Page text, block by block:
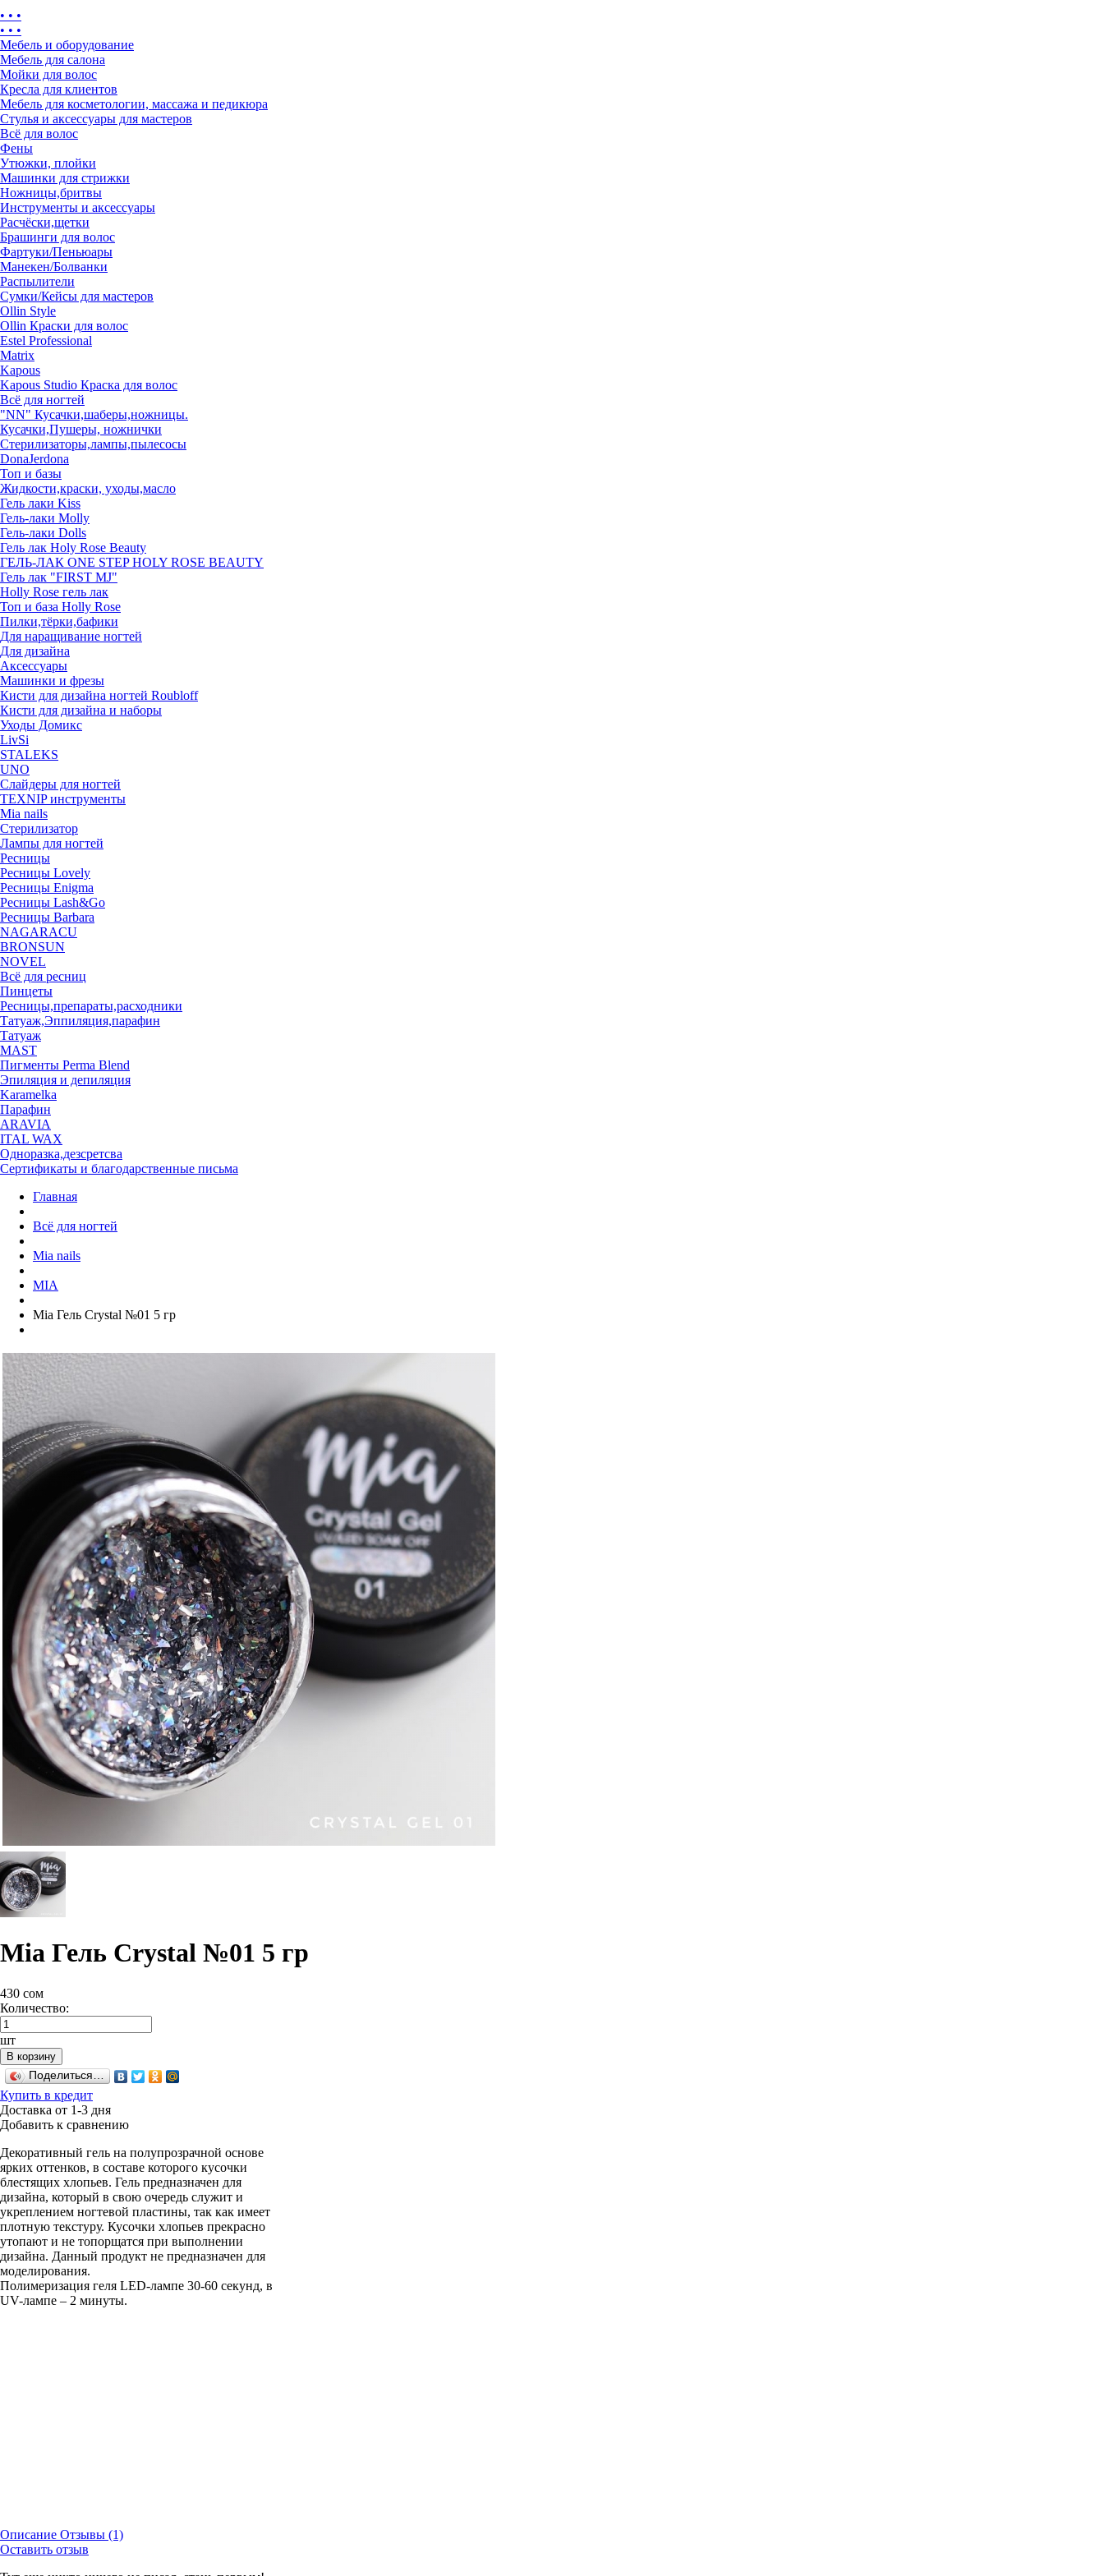
• • •
• • •
Мебель и оборудование
Мебель для салона
Мойки для волос
Кресла для клиентов
Мебель для косметологии, массажа и педикюра
Стулья и аксессуары для мастеров
Всё для волос
Фены
Утюжки, плойки
Машинки для стрижки
Ножницы,бритвы
Инструменты и аксессуары
Расчёски,щетки
Брашинги для волос
Фартуки/Пеньюары
Манекен/Болванки
Распылители
Сумки/Кейсы для мастеров
Ollin Style
Ollin Краски для волос
Estel Professional
Matrix
Kapous
Kapous Studio Краска для волос
Всё для ногтей
"NN" Кусачки,шаберы,ножницы.
Кусачки,Пушеры, ножнички
Стерилизаторы,лампы,пылесосы
DonaJerdona
Топ и базы
Жидкости,краски, уходы,масло
Гель лаки Kiss
Гель-лаки Molly
Гель-лаки Dolls
Гель лак Holy Rose Beauty
ГЕЛЬ-ЛАК ONE STEP HOLY ROSE BEAUTY
Гель лак "FIRST MJ"
Нolly Rose гель лак
Топ и база Нolly Rose
Пилки,тёрки,бафики
Для наращивание ногтей
Для дизайна
Аксессуары
Машинки и фрезы
Кисти для дизайна ногтей Roubloff
Кисти для дизайна и наборы
Уходы Домикс
LivSi
STALEKS
UNO
Слайдеры для ногтей
TEXNIP инструменты
Mia nails
Стерилизатор
Лампы для ногтей
Ресницы
Ресницы Lovely
Ресницы Enigma
Ресницы Lash&Go
Ресницы Barbara
NAGARACU
BRONSUN
NOVEL
Всё для ресниц
Пинцеты
Ресницы,препараты,расходники
Татуаж,Эппиляция,парафин
Татуаж
MAST
Пигменты Perma Blend
Эпиляция и депиляция
Karamelka
Парафин
ARAVIA
ITAL WAX
Одноразка,дезсретсва
Сертификаты и благодарственные письма
Главная
Всё для ногтей
Mia nails
MIA
Mia Гель Crystal №01 5 гр
Mia Гель Crystal №01 5 гр
430 сом
Количество:
шт
В корзину
Поделиться…
Купить в кредит
Доставка от 1-3 дня
Добавить к сравнению
Декоративный гель на полупрозрачной основе
ярких оттенков, в составе которого кусочки
блестящих хлопьев. Гель предназначен для
дизайна, который в свою очередь служит и
укреплением ногтевой пластины, так как имеет
плотную текстуру. Кусочки хлопьев прекрасно
утопают и не топорщатся при выполнении
дизайна. Данный продукт не предназначен для
моделирования.
Полимеризация геля LED-лампе 30-60 секунд, в
UV-лампе – 2 минуты.
Описание Отзывы (1)
Оставить отзыв